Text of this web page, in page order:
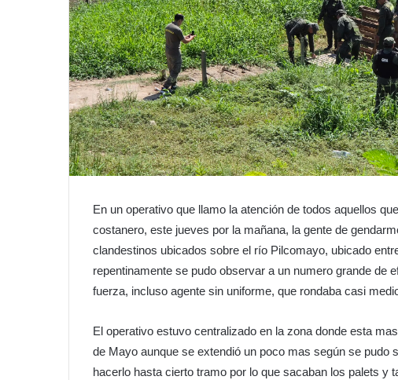
En un operativo que llamo la atención de todos aquellos
costanero, este jueves por la mañana, la gente de
clandestinos ubicados sobre el río Pilcomayo, ubicado
repentinamente se pudo observar a un numero grande de
fuerza, incluso agente sin uniforme, que rondaba casi
El operativo estuvo centralizado en la zona donde esta
de Mayo aunque se extendió un poco mas según se pudo
hacerlo hasta cierto tramo por lo que sacaban los palets y